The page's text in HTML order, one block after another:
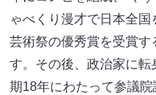
ゃべくり漫才で日本全
芸術祭の優秀賞を受賞す
す。その後、政治家に
期18年にわたって参議院